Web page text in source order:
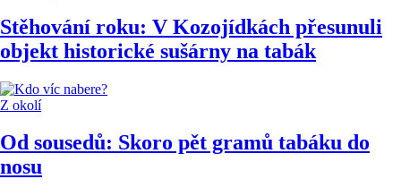
Stěhování roku: V Kozojídkách přesunuli
objekt historické sušárny na tabák
Z okolí
Od sousedů: Skoro pět gramů tabáku do
nosu